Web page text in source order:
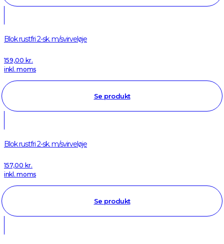
Blok rustfri 2-sk. m/svirveløje
159,00 kr.
inkl. moms
Se produkt
Blok rustfri 2-sk. m/svirveløje
157,00 kr.
inkl. moms
Se produkt